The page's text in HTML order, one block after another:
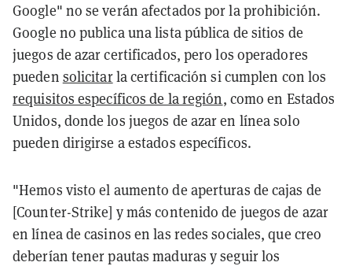
Google" no se verán afectados por la prohibición.
Google no publica una lista pública de sitios de
juegos de azar certificados, pero los operadores
pueden solicitarla certificación si cumplen con los
requisitos específicos de la región, como en Estados
Unidos, donde los juegos de azar en línea solo
pueden dirigirse a estados específicos.
"Hemos visto el aumento de aperturas de cajas de
[Counter-Strike] y más contenido de juegos de azar
en línea de casinos en las redes sociales, que creo
deberían tener pautas maduras y seguir los